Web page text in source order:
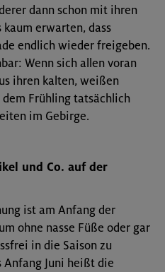
dann schon mit ihren
kaum erwarten, dass
endlich wieder freigeben.
Wenn sich allen voran
ihren kalten, weißen
Frühling tatsächlich
im Gebirge.
und Co. auf der
ist am Anfang der
ohne nasse Füße oder gar
in die Saison zu
Juni heißt die